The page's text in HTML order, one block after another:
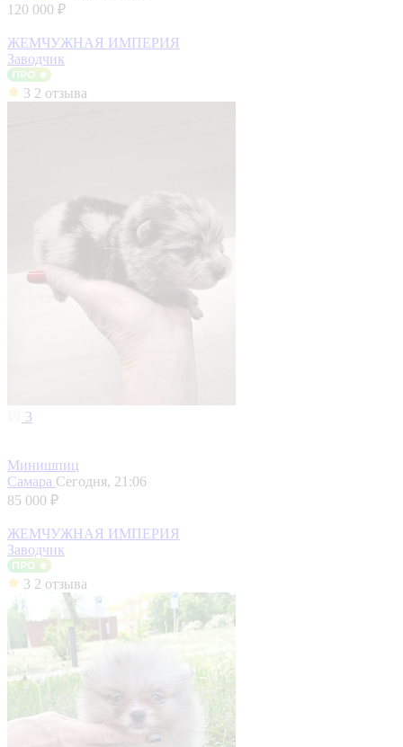
120 000 ₽
ЖЕМЧУЖНАЯ ИМПЕРИЯ
Заводчик
3 2 отзыва
3
Минишпиц
Самара Сегодня, 21:06
85 000 ₽
ЖЕМЧУЖНАЯ ИМПЕРИЯ
Заводчик
3 2 отзыва